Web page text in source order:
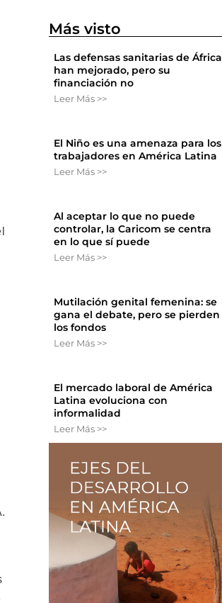
Más visto
Las defensas sanitarias de África
han mejorado, pero su
financiación no
Leer Más >>
El Niño es una amenaza para los
trabajadores en América Latina
Leer Más >>
Al aceptar lo que no puede
controlar, la Caricom se centra
en lo que sí puede
Leer Más >>
Mutilación genital femenina: se
gana el debate, pero se pierden
los fondos
Leer Más >>
El mercado laboral de América
Latina evoluciona con
informalidad
Leer Más >>